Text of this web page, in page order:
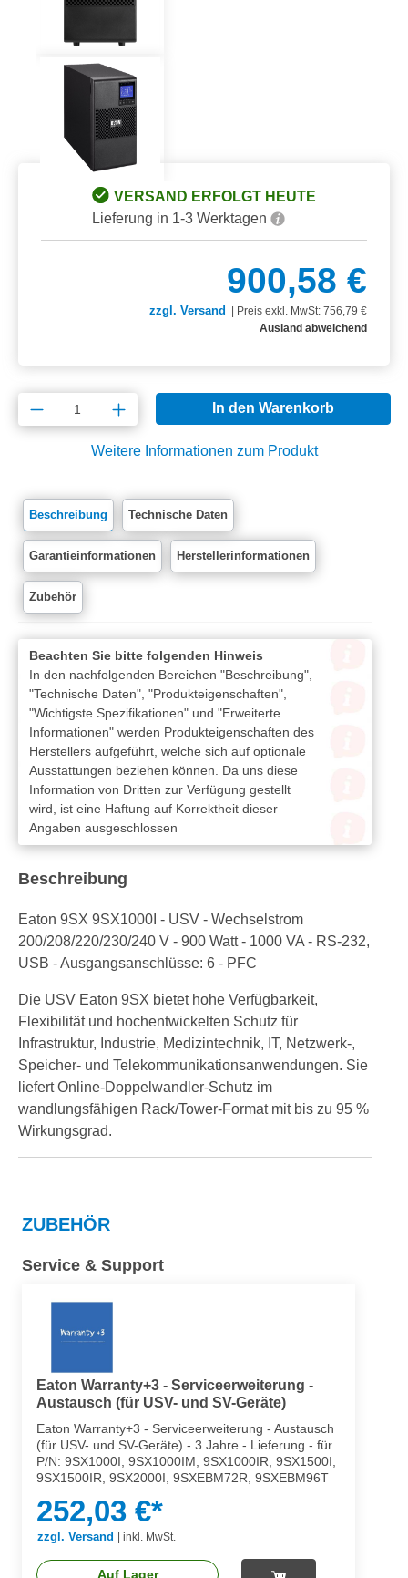
VERSAND ERFOLGT HEUTE
Lieferung in 1-3 Werktagen
900,58 €
zzgl. Versand | Preis exkl. MwSt: 756,79 €
Ausland abweichend
Produkt Anzahl: Gib den gewünschten
In den Warenkorb
Weitere Informationen zum Produkt
Beschreibung Technische Daten
Garantieinformationen Herstellerinformationen
Zubehör
Beachten Sie bitte folgenden Hinweis
In den nachfolgenden Bereichen "Beschreibung",
"Technische Daten", "Produkteigenschaften",
"Wichtigste Spezifikationen" und "Erweiterte
Informationen" werden Produkteigenschaften des
Herstellers aufgeführt, welche sich auf optionale
Ausstattungen beziehen können. Da uns diese
Information von Dritten zur Verfügung gestellt
wird, ist eine Haftung auf Korrektheit dieser
Angaben ausgeschlossen
Beschreibung
Eaton 9SX 9SX1000I - USV - Wechselstrom
200/208/220/230/240 V - 900 Watt - 1000 VA - RS-232,
USB - Ausgangsanschlüsse: 6 - PFC
Die USV Eaton 9SX bietet hohe Verfügbarkeit,
Flexibilität und hochentwickelten Schutz für
Infrastruktur, Industrie, Medizintechnik, IT, Netzwerk-,
Speicher- und Telekommunikationsanwendungen. Sie
liefert Online-Doppelwandler-Schutz im
wandlungsfähigen Rack/Tower-Format mit bis zu 95 %
Wirkungsgrad.
ZUBEHÖR
Service & Support
Eaton Warranty+3 - Serviceerweiterung -
Austausch (für USV- und SV-Geräte)
Eaton Warranty+3 - Serviceerweiterung - Austausch
(für USV- und SV-Geräte) - 3 Jahre - Lieferung - für
P/N: 9SX1000I, 9SX1000IM, 9SX1000IR, 9SX1500I,
9SX1500IR, 9SX2000I, 9SXEBM72R, 9SXEBM96T
252,03 €*
zzgl. Versand inkl. MwSt.
Auf Lager